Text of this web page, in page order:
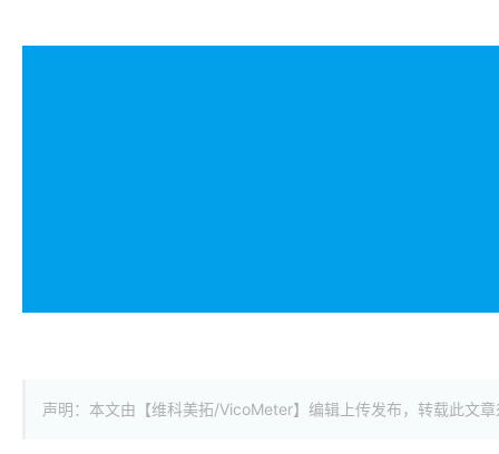
声明：本文由【维科美拓/VicoMeter】编辑上传发布，转载此文